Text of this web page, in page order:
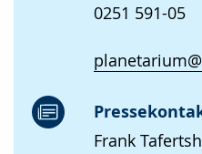
0251 591-05
Frank